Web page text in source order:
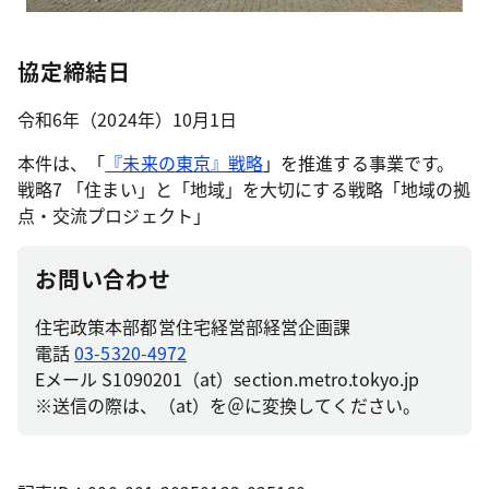
協定締結日
令和6年（2024年）10月1日
本件は、「 『未来の東京』戦略」を推進する事業です。
戦略7 「住まい」と「地域」を大切にする戦略「地域の拠
点・交流プロジェクト」
お問い合わせ
住宅政策本部都営住宅経営部経営企画課
電話03-5320-4972
Eメール S1090201（at）section.metro.tokyo.jp
※送信の際は、（at）を＠に変換してください。